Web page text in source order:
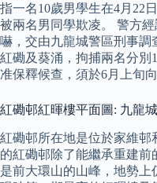
指一名10歲男學生在4月22
被兩名男同學欺凌。 警方
嚇，交由九龍城警區刑事調
紅磡及葵涌，拘捕兩名分別
准保釋候查，須於6月上旬向
紅磡邨紅暉樓平面圖: 九龍
紅磡邨所在地是位於家維邨
的紅磡邨除了能繼承重建
是前大環山的山峰，地勢上